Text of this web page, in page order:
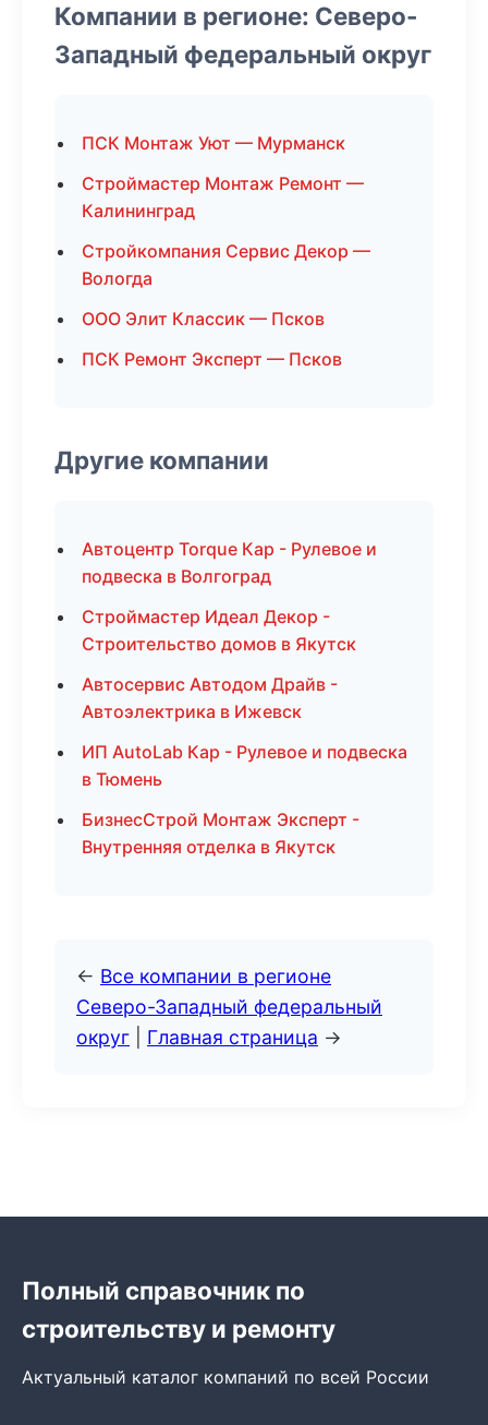
Компании в регионе: Северо-
Западный федеральный округ
ПСК Монтаж Уют — Мурманск
Строймастер Монтаж Ремонт —
Калининград
Стройкомпания Сервис Декор —
Вологда
ООО Элит Классик — Псков
ПСК Ремонт Эксперт — Псков
Другие компании
Автоцентр Torque Кар - Рулевое и
подвеска в Волгоград
Строймастер Идеал Декор -
Строительство домов в Якутск
Автосервис Автодом Драйв -
Автоэлектрика в Ижевск
ИП AutoLab Кар - Рулевое и подвеска
в Тюмень
БизнесСтрой Монтаж Эксперт -
Внутренняя отделка в Якутск
← Все компании в регионе
Северо-Западный федеральный
округ
Главная страница →
Полный справочник по
строительству и ремонту
Актуальный каталог компаний по всей России